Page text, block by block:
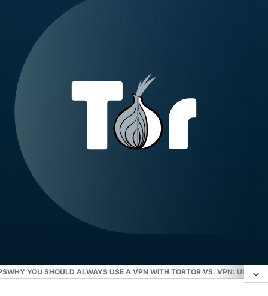
WHY YOU SHOULD ALWAYS USE A VPN WITH TORTOR VS. VPN: